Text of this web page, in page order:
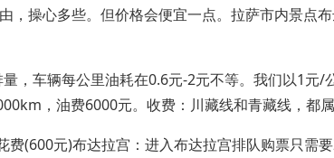
，操心多些。但价格会便宜一点。拉萨市内景点
，车辆每公里油耗在0.6元-2元不等。我们以1元/
，油费6000元。收费：川藏线和青藏线，都属
费(600元)布达拉宫：进入布达拉宫排队购票只需